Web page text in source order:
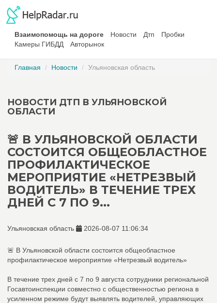
Взаимопомощь на дороге Новости Дтп
Пробки
Камеры ГИБДД
Авторынок
Главная Новости Ульяновская область
НОВОСТИ ДТП В УЛЬЯНОВСКОЙ
ОБЛАСТИ
🚨 В УЛЬЯНОВСКОЙ ОБЛАСТИ
СОСТОИТСЯ ОБЩЕОБЛАСТНОЕ
ПРОФИЛАКТИЧЕСКОЕ
МЕРОПРИЯТИЕ «НЕТРЕЗВЫЙ
ВОДИТЕЛЬ» В ТЕЧЕНИЕ ТРЕХ
ДНЕЙ С 7 ПО 9...
Ульяновская область 2026-08-07 11:06:34
🚨 В Ульяновской области состоится общеобластное
профилактическое мероприятие «Нетрезвый водитель»
В течение трех дней с 7 по 9 августа сотрудники региональной
Госавтоинспекции совместно с общественностью региона в
усиленном режиме будут выявлять водителей, управляющих